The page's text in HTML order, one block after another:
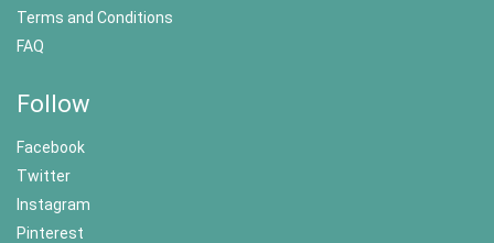
Terms and Conditions
FAQ
Follow
Facebook
Twitter
Instagram
Pinterest